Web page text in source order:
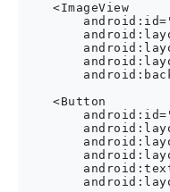
    <ImageView
    <Button